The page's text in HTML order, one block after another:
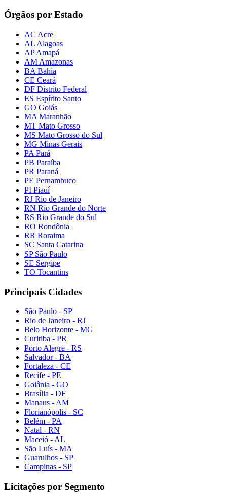
Órgãos por Estado
AC Acre
AL Alagoas
AP Amapá
AM Amazonas
BA Bahia
CE Ceará
DF Distrito Federal
ES Espírito Santo
GO Goiás
MA Maranhão
MT Mato Grosso
MS Mato Grosso do Sul
MG Minas Gerais
PA Pará
PB Paraíba
PR Paraná
PE Pernambuco
PI Piauí
RJ Rio de Janeiro
RN Rio Grande do Norte
RS Rio Grande do Sul
RO Rondônia
RR Roraima
SC Santa Catarina
SP São Paulo
SE Sergipe
TO Tocantins
Principais Cidades
São Paulo - SP
Rio de Janeiro - RJ
Belo Horizonte - MG
Curitiba - PR
Porto Alegre - RS
Salvador - BA
Fortaleza - CE
Recife - PE
Goiânia - GO
Brasília - DF
Manaus - AM
Florianópolis - SC
Belém - PA
Natal - RN
Maceió - AL
São Luís - MA
Guarulhos - SP
Campinas - SP
Licitações por Segmento